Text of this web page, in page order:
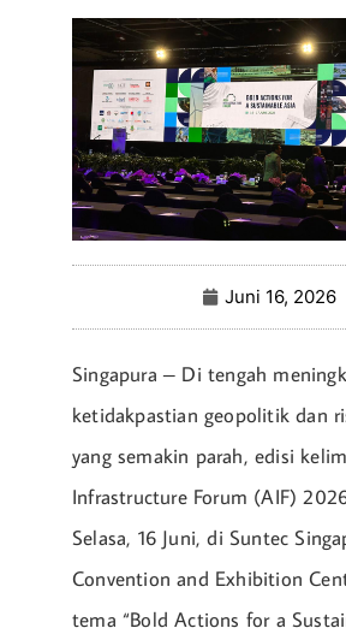
Juni 16, 2026
Singapura – Di tengah
ketidakpastian geopolitik dan
yang semakin parah, edisi
Infrastructure Forum (AIF)
Selasa, 16 Juni, di Suntec
Convention and Exhibition
tema “Bold Actions for a